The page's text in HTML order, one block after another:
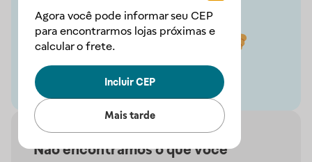
Agora você pode informar seu CEP
para encontrarmos lojas próximas e
calcular o frete.
Incluir CEP
Mais tarde
Não encontramos o que você